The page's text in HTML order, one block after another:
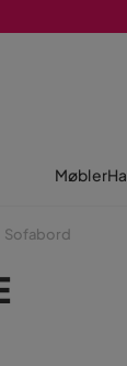
Møbler
Sofabord